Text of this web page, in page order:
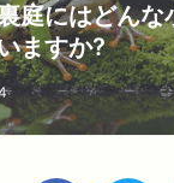
庭にはどんな
ますか?